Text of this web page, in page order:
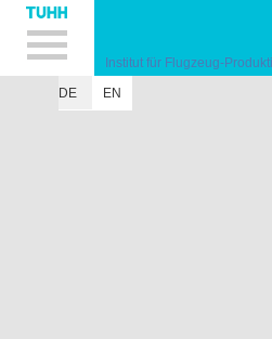
Hauptnavigation
Unternavigation
Inhalt
Suche
Institut für Flugzeug-
DE
EN